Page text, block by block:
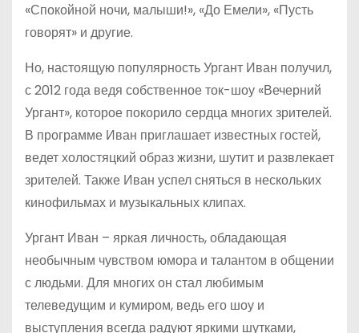
«Спокойной ночи, малыши!», «До Емели», «Пусть
говорят» и другие.
Но, настоящую популярность Ургант Иван получил,
с 2012 года ведя собственное ток-шоу «Вечерний
Ургант», которое покорило сердца многих зрителей.
В программе Иван приглашает известных гостей,
ведет холостяцкий образ жизни, шутит и развлекает
зрителей. Также Иван успел сняться в нескольких
кинофильмах и музыкальных клипах.
Ургант Иван – яркая личность, обладающая
необычным чувством юмора и талантом в общении
с людьми. Для многих он стал любимым
телеведущим и кумиром, ведь его шоу и
выступления всегда радуют яркими шутками,